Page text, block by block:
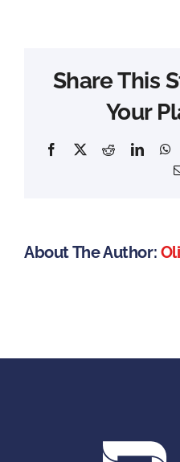
Share This
Your
Facebook
X Reddit
About The Author: